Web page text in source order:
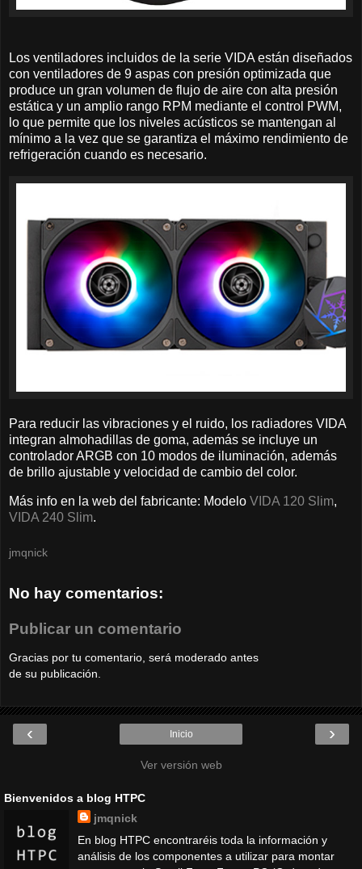
Los ventiladores incluidos de la serie VIDA están diseñados
con ventiladores de 9 aspas con presión optimizada que
produce un gran volumen de flujo de aire con alta presión
estática y un amplio rango RPM mediante el control PWM,
lo que permite que los niveles acústicos se mantengan al
mínimo a la vez que se garantiza el máximo rendimiento de
refrigeración cuando es necesario.
Para reducir las vibraciones y el ruido, los radiadores VIDA
integran almohadillas de goma, además se incluye un
controlador ARGB con 10 modos de iluminación, además
de brillo ajustable y velocidad de cambio del color.
Más info en la web del fabricante: Modelo VIDA 120 Slim,
VIDA 240 Slim.
jmqnick
No hay comentarios:
Publicar un comentario
Gracias por tu comentario, será moderado antes
de su publicación.
‹ ›
Inicio
Ver versión web
Bienvenidos a blog HTPC
jmqnick
En blog HTPC encontraréis toda la información y
análisis de los componentes a utilizar para montar